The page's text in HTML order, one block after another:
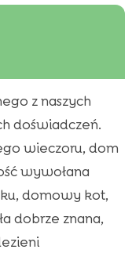
ciemnością
dla
kot jesienią
zapachów
z naszych
doświadczeń.
wieczoru, dom
wywołana
domowy kot,
dobrze znana,